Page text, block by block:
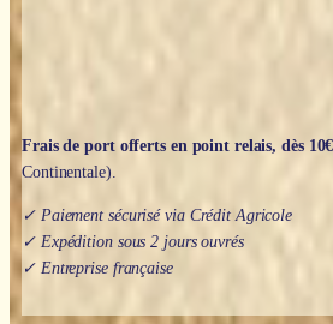
Frais de port offerts en point relais, dès
Continentale).
✓ Paiement sécurisé via Crédit Agricole
✓ Expédition sous 2 jours ouvrés
✓ Entreprise française